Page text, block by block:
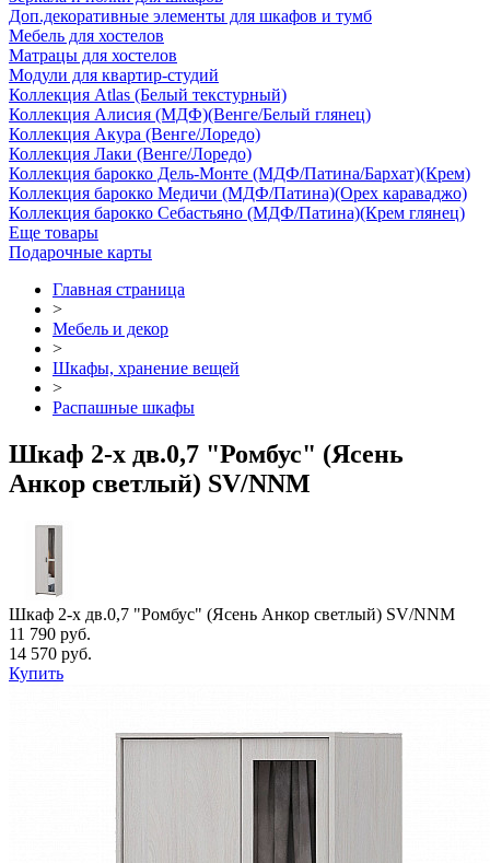
Доп.декоративные элементы для шкафов и тумб
Мебель для хостелов
Матрацы для хостелов
Модули для квартир-студий
Коллекция Atlas (Белый текстурный)
Коллекция Алисия (МДФ)(Венге/Белый глянец)
Коллекция Акура (Венге/Лоредо)
Коллекция Лаки (Венге/Лоредо)
Коллекция барокко Дель-Монте (МДФ/Патина/Бархат)(Крем)
Коллекция барокко Медичи (МДФ/Патина)(Орех караваджо)
Коллекция барокко Себастьяно (МДФ/Патина)(Крем глянец)
Еще товары
Подарочные карты
Главная страница
>
Мебель и декор
>
Шкафы, хранение вещей
>
Распашные шкафы
Шкаф 2-х дв.0,7 "Ромбус" (Ясень
Анкор светлый) SV/NNM
Шкаф 2-х дв.0,7 "Ромбус" (Ясень Анкор светлый) SV/NNM
11 790 руб.
14 570 руб.
Купить